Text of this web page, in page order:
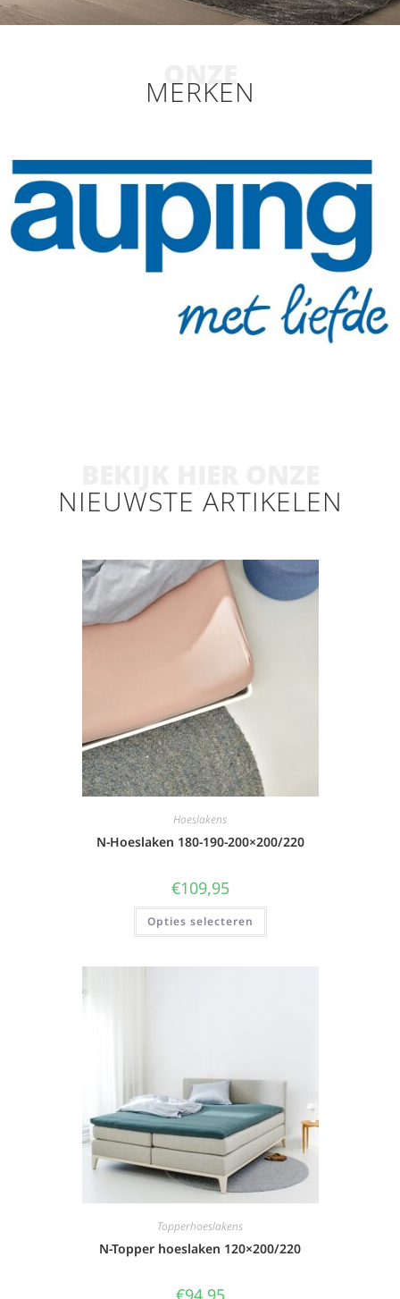
ONZE
MERKEN
NIEUWSTE ARTIKELEN
Hoeslakens
N-Hoeslaken 180-190-200×200/220
€109,95
Opties selecteren
Topperhoeslakens
N-Topper hoeslaken 120×200/220
€94,95